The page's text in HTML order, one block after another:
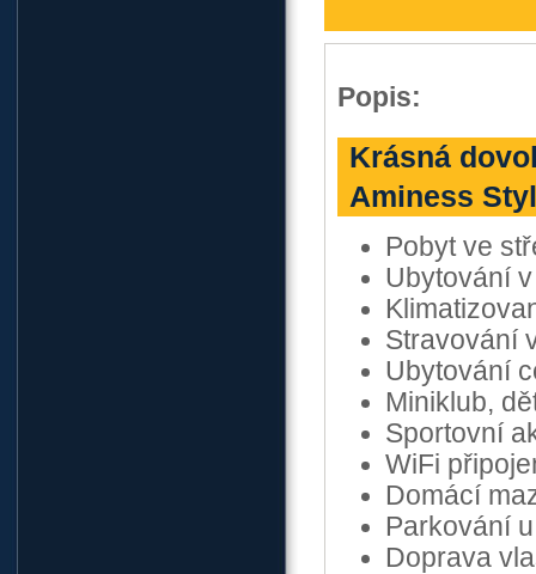
Popis:
Krásná
Aminess
Pobyt ve
Ubytování
Stravování
Ubytování
Miniklub,
Sportovní
WiFi
Domácí
Parkování
Doprava